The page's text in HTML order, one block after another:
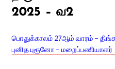
2025 – வ2
பொதுக்காலம் 27ஆம் வாரம் –
புனித புரூனோ – மறைப்பணியாளர்